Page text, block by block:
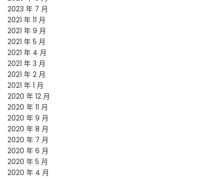
2023 年 7 月
2021 年 11 月
2021 年 9 月
2021 年 5 月
2021 年 4 月
2021 年 3 月
2021 年 2 月
2021 年 1 月
2020 年 12 月
2020 年 11 月
2020 年 9 月
2020 年 8 月
2020 年 7 月
2020 年 6 月
2020 年 5 月
2020 年 4 月